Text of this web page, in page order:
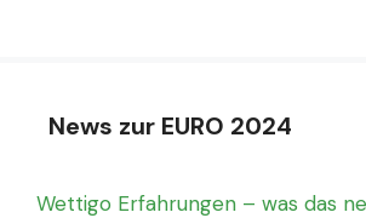
News zur EURO 2024
Wettigo Erfahrungen – was das